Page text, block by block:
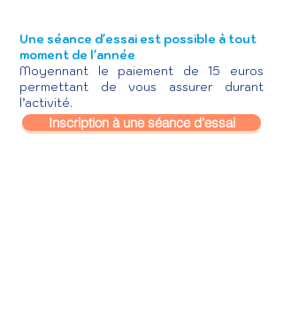
Une séance d'essai est possible à tout
moment de l'année
Moyennant le paiement de 15 euros
permettant de vous assurer durant
l’activité.
Inscription à une séance d'essai